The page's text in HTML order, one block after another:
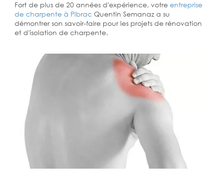
Fort de plus de 20 années d'expérience, votre entreprise
de charpente à Pibrac Quentin Semanaz a su
démontrer son savoir-faire pour les projets de rénovation
et d'isolation de charpente.